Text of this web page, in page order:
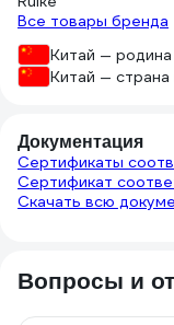
Все товары бренда
Китай —
Китай — страна
Документация
Сертификаты
Сертификат
Скачать всю
Вопросы и